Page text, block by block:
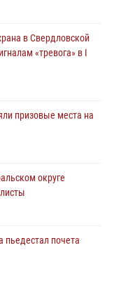
на южном
эфире телекомпании
в Свердловской
«тревога» в I
призовые места на
округе
пьедестал почета